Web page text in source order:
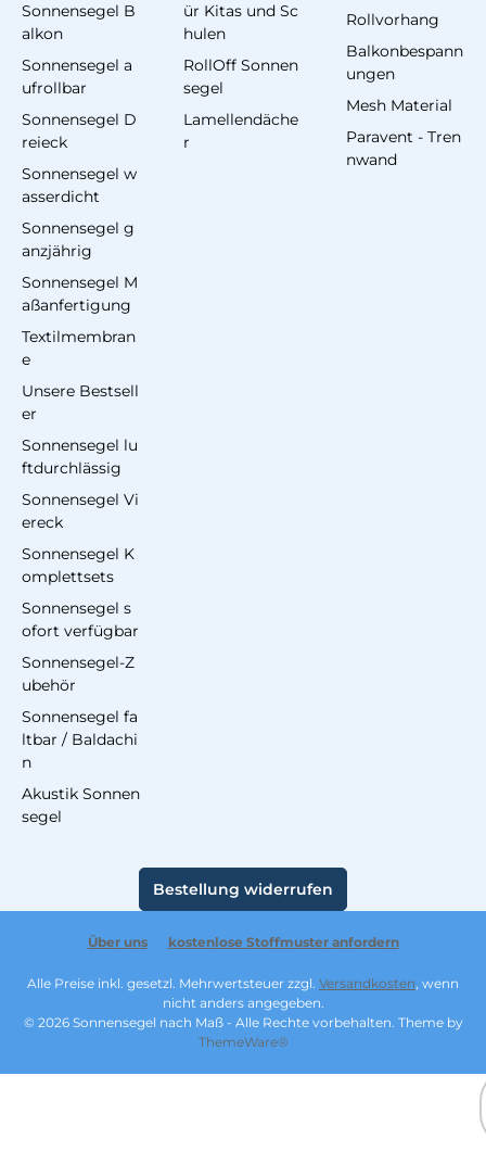
Sonnensegel B
alkon
Sonnensegel a
ufrollbar
Sonnensegel D
reieck
Sonnensegel w
asserdicht
Sonnensegel g
anzjährig
Sonnensegel M
aßanfertigung
Textilmembran
e
Unsere Bestsell
er
Sonnensegel lu
ftdurchlässig
Sonnensegel Vi
ereck
Sonnensegel K
omplettsets
Sonnensegel s
ofort verfügbar
Sonnensegel-Z
ubehör
Sonnensegel fa
ltbar / Baldachi
n
Akustik Sonnen
segel
ür Kitas und Sc
hulen
RollOff Sonnen
segel
Lamellendäche
r
Rollvorhang
Balkonbespann
ungen
Mesh Material
Paravent - Tren
nwand
Bestellung widerrufen
Über uns kostenlose Stoffmuster anfordern
Alle Preise inkl. gesetzl. Mehrwertsteuer zzgl. Versandkosten, wenn
nicht anders angegeben.
© 2026 Sonnensegel nach Maß - Alle Rechte vorbehalten. Theme by
ThemeWare®